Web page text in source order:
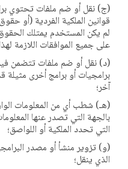
(ج) نقل أو ضم ملفات تحتوي
قوانين الملكية الفردية (أو
لم يكن المستخدم يمتلك
على جميع الموافقات اللازمة
(د) نقل أو ضم ملفات تتضمن
برامجيات أو برامج أخرى
آخر؛
(هـ) شطب أي من المعلومات
بالجهة التي تصدر عنها
التي تحدد الملكية أو اللواصق؛
(و) تزوير منشأ أو مصدر
الذي ينقل؛